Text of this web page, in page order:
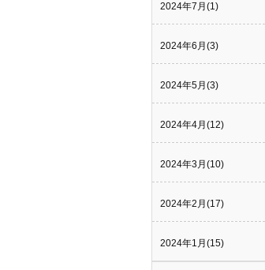
2024年7月(1)
2024年6月(3)
2024年5月(3)
2024年4月(12)
2024年3月(10)
2024年2月(17)
2024年1月(15)